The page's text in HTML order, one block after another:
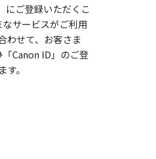
にご登録いただくこ
サービスがご利用
わせて、お客さま
Canon ID」のご登
。